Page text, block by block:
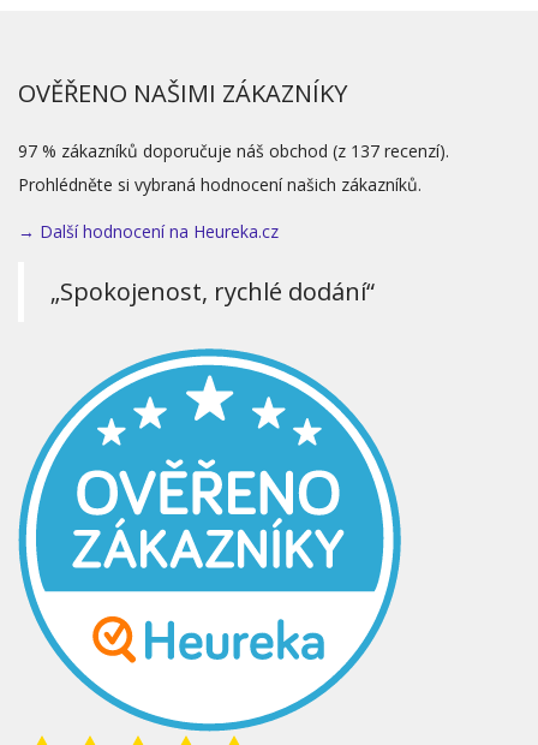
OVĚŘENO NAŠIMI ZÁKAZNÍKY
97 % zákazníků doporučuje náš obchod (z 137 recenzí).
Prohlédněte si vybraná hodnocení našich zákazníků.
→ Další hodnocení na Heureka.cz
„Spokojenost, rychlé dodání“